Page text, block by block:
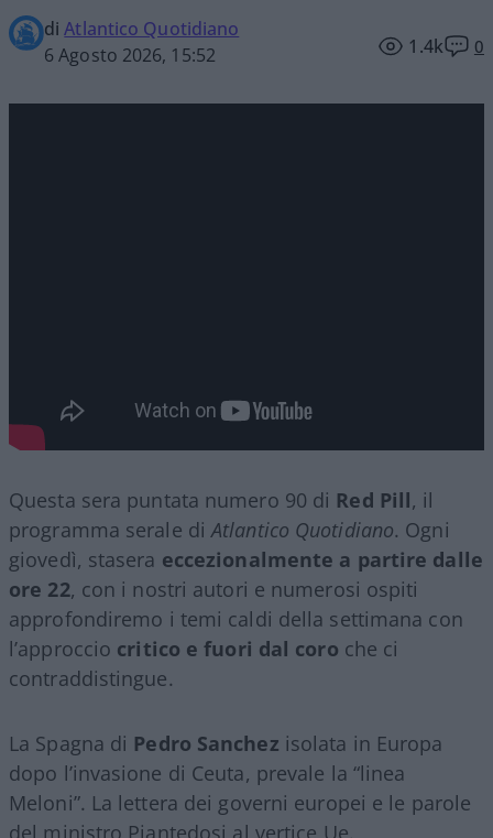
diAtlantico Quotidiano
6 Agosto 2026, 15:52
1.4k 0
Questa sera puntata numero 90 di Red Pill, il
programma serale diAtlantico Quotidiano. Ogni
giovedì, stasera eccezionalmente a partire dalle
ore 22, con i nostri autori e numerosi ospiti
approfondiremo i temi caldi della settimana con
l’approccio critico e fuori dal coro che ci
contraddistingue.
La Spagna di Pedro Sanchez isolata in Europa
dopo l’invasione di Ceuta, prevale la “linea
Meloni”. La lettera dei governi europei e le parole
del ministro Piantedosi al vertice Ue.